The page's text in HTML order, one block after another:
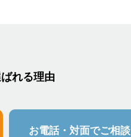
れる理由
お電話・対面でご相談